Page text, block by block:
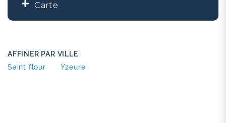
Carte
−
AFFINER PAR VILLE
Saint flour
Yzeure